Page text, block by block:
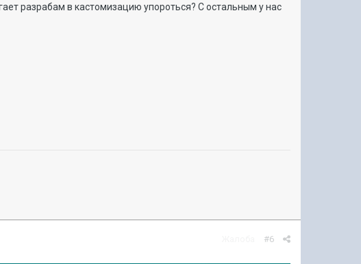
разрабам в кастомизацию упороться? С остальным у нас
#6